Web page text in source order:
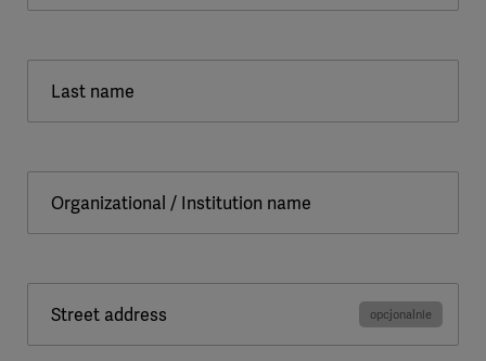
Last name
Organizational / Institution name
Street address